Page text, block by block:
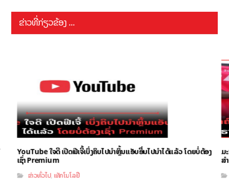
ຂ່າວທີ່ກ່ຽວຂ້ອງ ...
YouTube ໃຈດີ ເປີດຟີເຈີ້ເບິ່ງຄິບໄປນຳຫຼິ້ນແອັບອື່ນໄປນຳໄດ້ແລ້ວ ໂດຍບໍ່ຕ້ອງ
ເຊົ່າ Premium
ຂ່າວທົ່ວໄປ, ເທັກໂນໂລຢີ
ມ
ສ